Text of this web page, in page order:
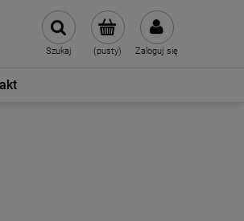
(pusty) Zaloguj się
Szukaj